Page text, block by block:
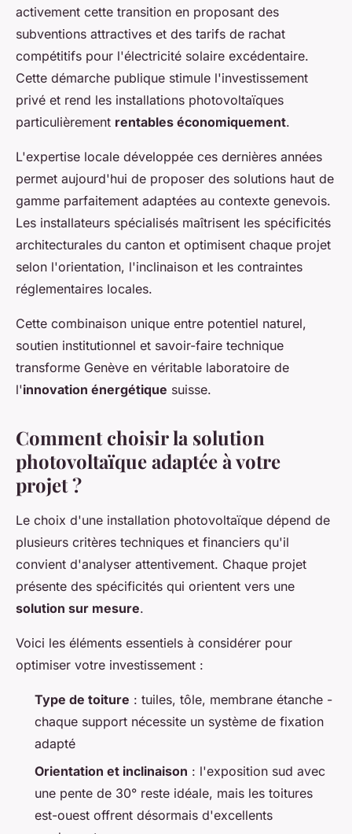
activement cette transition en proposant des
subventions attractives et des tarifs de rachat
compétitifs pour l'électricité solaire excédentaire.
Cette démarche publique stimule l'investissement
privé et rend les installations photovoltaïques
particulièrement rentables économiquement.
L'expertise locale développée ces dernières années
permet aujourd'hui de proposer des solutions haut de
gamme parfaitement adaptées au contexte genevois.
Les installateurs spécialisés maîtrisent les spécificités
architecturales du canton et optimisent chaque projet
selon l'orientation, l'inclinaison et les contraintes
réglementaires locales.
Cette combinaison unique entre potentiel naturel,
soutien institutionnel et savoir-faire technique
transforme Genève en véritable laboratoire de
l'innovation énergétique suisse.
Comment choisir la solution
photovoltaïque adaptée à votre
projet ?
Le choix d'une installation photovoltaïque dépend de
plusieurs critères techniques et financiers qu'il
convient d'analyser attentivement. Chaque projet
présente des spécificités qui orientent vers une
solution sur mesure.
Voici les éléments essentiels à considérer pour
optimiser votre investissement :
Type de toiture : tuiles, tôle, membrane étanche -
chaque support nécessite un système de fixation
adapté
Orientation et inclinaison : l'exposition sud avec
une pente de 30° reste idéale, mais les toitures
est-ouest offrent désormais d'excellents